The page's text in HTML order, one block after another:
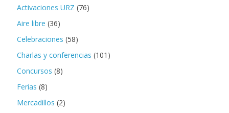
Activaciones URZ (76)
Aire libre (36)
Celebraciones (58)
Charlas y conferencias (101)
Concursos (8)
Ferias (8)
Mercadillos (2)